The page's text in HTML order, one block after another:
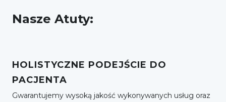
Nasze Atuty:
HOLISTYCZNE PODEJŚCIE DO
PACJENTA
Gwarantujemy wysoką jakość wykonywanych usług oraz